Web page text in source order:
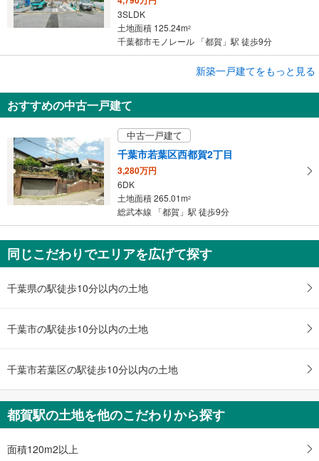
3SLDK
土地面積 125.24m2
千葉都市モノレール 「都賀」駅 徒歩9分
千葉市若葉区西都賀1丁目
3LDK
土地面積 98.72m2
総武本線 「都賀」駅 徒歩6分
新築一戸建てをもっと見る
おすすめの中古一戸建て
中古一戸建て
千葉市若葉区西都賀2丁目
3,280万円
6DK
土地面積 265.01m2
総武本線 「都賀」駅 徒歩9分
同じこだわりでエリアを広げて探す
千葉県の駅徒歩10分以内の土地
千葉市の駅徒歩10分以内の土地
千葉市若葉区の駅徒歩10分以内の土地
都賀駅の土地を他のこだわりから探す
面積120m2以上